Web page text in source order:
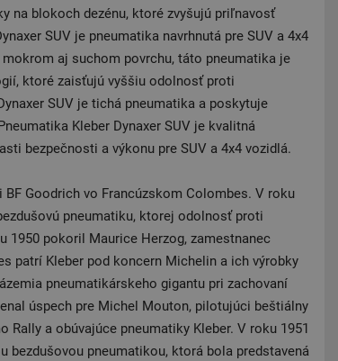
na blokoch dezénu, ktoré zvyšujú priľnavosť
SUV je pneumatika navrhnutá pre SUV a 4x4
aj suchom povrchu, táto pneumatika je
ktoré zaisťujú vyššiu odolnosť proti
SUV je tichá pneumatika a poskytuje
Kleber Dynaxer SUV je kvalitná
bezpečnosti a výkonu pre SUV a 4x4 vozidlá.
Goodrich vo Francúzskom Colombes. V roku
pneumatiku, ktorej odolnosť proti
1950 pokoril Maurice Herzog, zamestnanec
patrí Kleber pod koncern Michelin a ich výrobky
pneumatikárskeho gigantu pri zachovaní
úspech pre Michel Mouton, pilotujúci beštiálny
Rally a obúvajúce pneumatiky Kleber. V roku 1951
bezdušovou pneumatikou, ktorá bola predstavená